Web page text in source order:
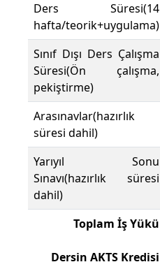
Ders Süresi(14
hafta/teorik+uygulama)
Sınıf Dışı Ders Çalışma
Süresi(Ön çalışma,
pekiştirme)
Arasınavlar(hazırlık
süresi dahil)
Yarıyıl Sonu
Sınavı(hazırlık süresi
dahil)
Toplam İş Yükü
Dersin AKTS Kredisi